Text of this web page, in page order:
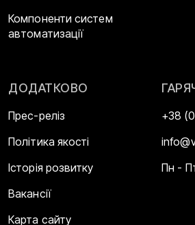
Компоненти систем
автоматизації
ДОДАТКОВО
Прес-реліз
Політика якості
Історія розвитку
Вакансії
Карта сайту
+38
Пн -